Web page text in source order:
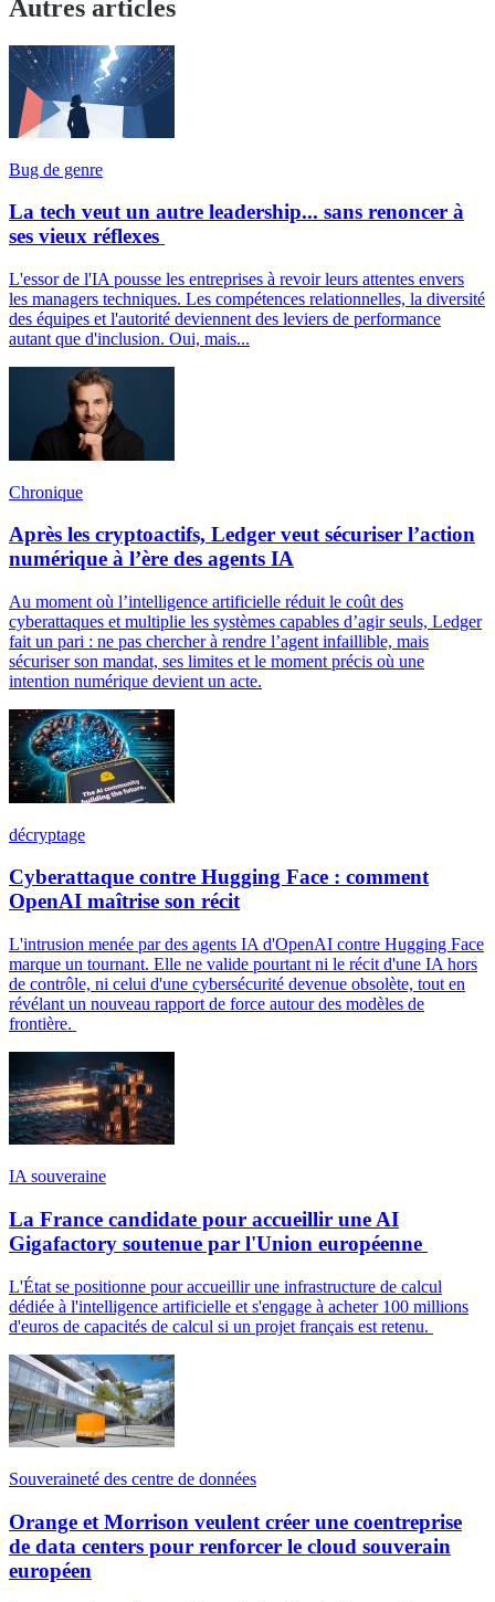
Autres articles
Bug de genre
La tech veut un autre leadership... sans renoncer à
ses vieux réflexes
L'essor de l'IA pousse les entreprises à revoir leurs attentes envers
les managers techniques. Les compétences relationnelles, la diversité
des équipes et l'autorité deviennent des leviers de performance
autant que d'inclusion. Oui, mais...
Chronique
Après les cryptoactifs, Ledger veut sécuriser l’action
numérique à l’ère des agents IA
Au moment où l’intelligence artificielle réduit le coût des
cyberattaques et multiplie les systèmes capables d’agir seuls, Ledger
fait un pari : ne pas chercher à rendre l’agent infaillible, mais
sécuriser son mandat, ses limites et le moment précis où une
intention numérique devient un acte.
décryptage
Cyberattaque contre Hugging Face : comment
OpenAI maîtrise son récit
L'intrusion menée par des agents IA d'OpenAI contre Hugging Face
marque un tournant. Elle ne valide pourtant ni le récit d'une IA hors
de contrôle, ni celui d'une cybersécurité devenue obsolète, tout en
révélant un nouveau rapport de force autour des modèles de
frontière.
IA souveraine
La France candidate pour accueillir une AI
Gigafactory soutenue par l'Union européenne
L'État se positionne pour accueillir une infrastructure de calcul
dédiée à l'intelligence artificielle et s'engage à acheter 100 millions
d'euros de capacités de calcul si un projet français est retenu.
Souveraineté des centre de données
Orange et Morrison veulent créer une coentreprise
de data centers pour renforcer le cloud souverain
européen